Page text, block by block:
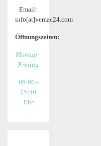
Email:
info[at]vemac24.com
Öffnungszeiten:
Montag -
Freitag
08:00 -
15:30
Uhr